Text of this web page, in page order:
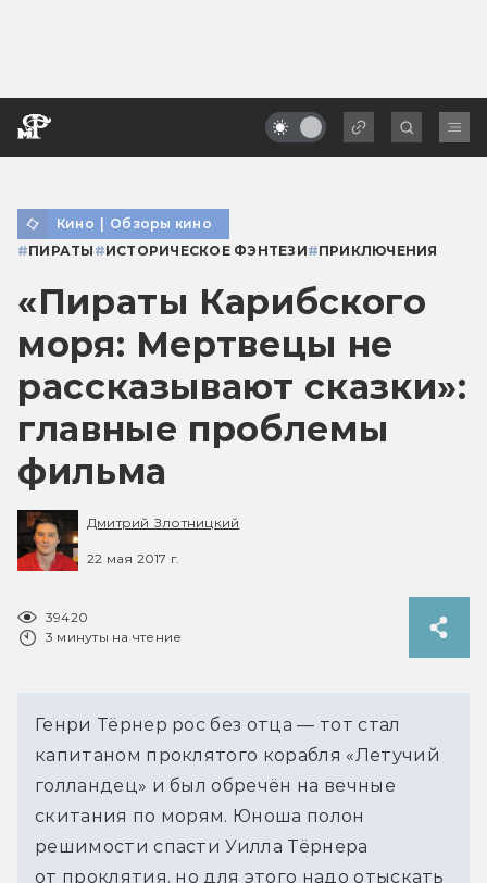
Кино | Обзоры кино
#ПИРАТЫ #ИСТОРИЧЕСКОЕ ФЭНТЕЗИ#ПРИКЛЮЧЕНИЯ
«Пираты Карибского
моря: Мертвецы не
рассказывают сказки»:
главные проблемы
фильма
Дмитрий Злотницкий
22 мая 2017 г.
39420
3 минуты на чтение
Генри Тёрнер рос без отца — тот стал
капитаном проклятого корабля «Летучий
голландец» и был обречён на вечные
скитания по морям. Юноша полон
решимости спасти Уилла Тёрнера
от проклятия, но для этого надо отыскать